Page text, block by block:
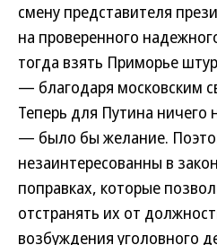
смену представителя
на проверенного
тогда взять Приморье
— благодаря московским
Теперь для Путина ничего
— было бы желание.
незаинтересованны в
поправках, которые
отстранять их от
возбуждения уголовного